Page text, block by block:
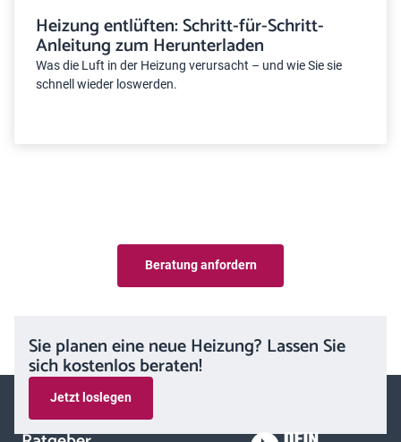
Heizung entlüften: Schritt-für-Schritt-
Anleitung zum Herunterladen
Was die Luft in der Heizung verursacht – und wie Sie sie
schnell wieder loswerden.
Beratung anfordern
Sie planen eine neue Heizung? Lassen Sie
sich kostenlos beraten!
Jetzt loslegen